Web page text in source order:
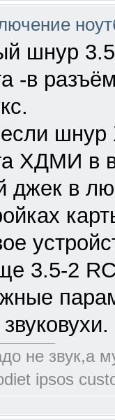
шнур
-в
ХДМИ в
джек в
3.5-2
не звук,а
ipsos